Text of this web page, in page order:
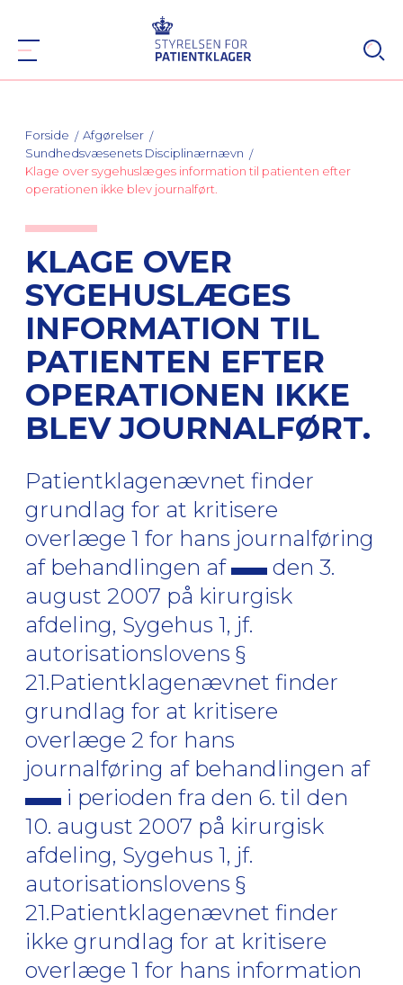
Forside
Afgørelser
Sundhedsvæsenets Disciplinærnævn
Klage over sygehuslæges information til patienten efter
operationen ikke blev journalført.
KLAGE OVER
SYGEHUSLÆGES
INFORMATION TIL
PATIENTEN EFTER
OPERATIONEN IKKE
BLEV JOURNALFØRT.
Patientklagenævnet finder
grundlag for at kritisere
overlæge 1 for hans journalføring
af behandlingen af
den 3.
august 2007 på kirurgisk
afdeling, Sygehus 1, jf.
autorisationslovens §
21.Patientklagenævnet finder
grundlag for at kritisere
overlæge 2 for hans
journalføring af behandlingen af
i perioden fra den 6. til den
10. august 2007 på kirurgisk
afdeling, Sygehus 1, jf.
autorisationslovens §
21.Patientklagenævnet finder
ikke grundlag for at kritisere
overlæge 1 for hans information